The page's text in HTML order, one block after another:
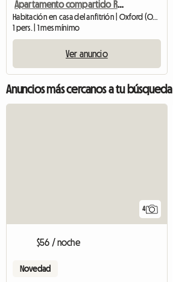
Apartamento compartido Residencia de estudiantes Student Castle
Habitación en casa del anfitrión | Oxford (OX1 1NJ) | 14 M2
1 pers. | 1 mes mínimo
Ver anuncio
Anuncios más cercanos a tu búsqueda
4
$56 / noche
Novedad